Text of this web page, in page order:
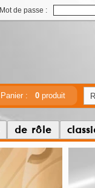
Mot de passe :
Panier : 0produit
de rôle